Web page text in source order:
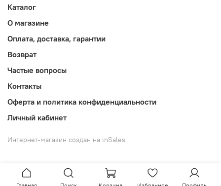
Каталог
О магазине
Оплата, доставка, гарантии
Возврат
Частые вопросы
Контакты
Оферта и политика конфиденциальности
Личный кабинет
Интернет-магазин создан на inSales